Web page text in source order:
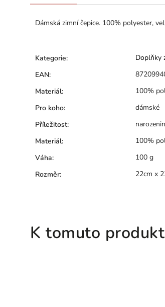
Dámská zimní čepice. 100% polyester,
Kategorie:
Doplňky
EAN:
Materiál:
100%
Pro koho:
dámské
Příležitost:
Materiál:
100%
Váha:
100 g
Rozměr: 22cm x
K tomuto